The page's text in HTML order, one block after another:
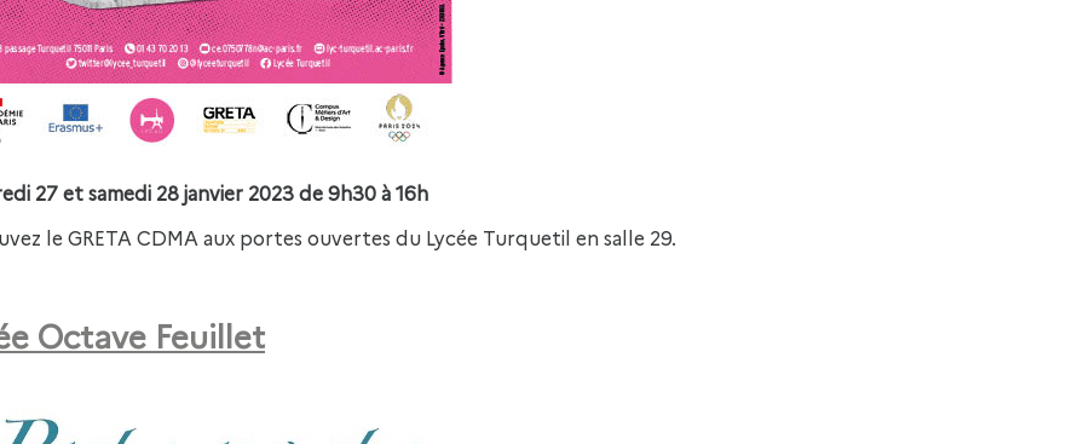
27 et samedi 28 janvier 2023 de 9h30 à 16h
le GRETA CDMA aux portes ouvertes du Lycée Turquetil en salle 29.
Octave Feuillet